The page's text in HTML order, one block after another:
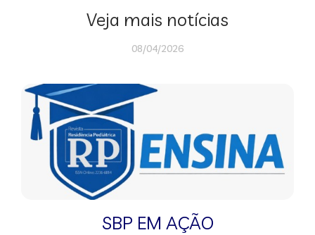
Veja mais notícias
08/04/2026
SBP EM AÇÃO